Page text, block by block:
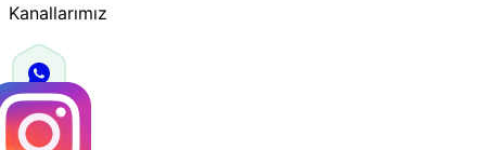
Kanallarımız